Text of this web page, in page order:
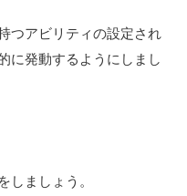
つアビリティの設定され
に発動するようにしまし
しましょう。